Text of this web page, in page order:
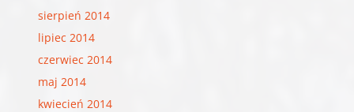
sierpień 2014
lipiec 2014
czerwiec 2014
maj 2014
kwiecień 2014